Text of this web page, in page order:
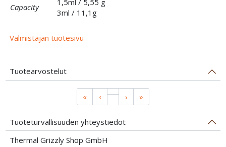
Capacity
3ml / 11,1g
Valmistajan tuotesivu
Tuotearvostelut
« ‹ › »
Tuoteturvallisuuden yhteystiedot
Thermal Grizzly Shop GmbH